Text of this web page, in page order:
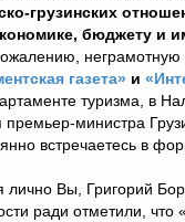
грузинских
бюджету и
неграмотную
газета» и
туризма, в
премьер-министра
встречаетесь в
лично Вы, Григорий
ради отметили, что